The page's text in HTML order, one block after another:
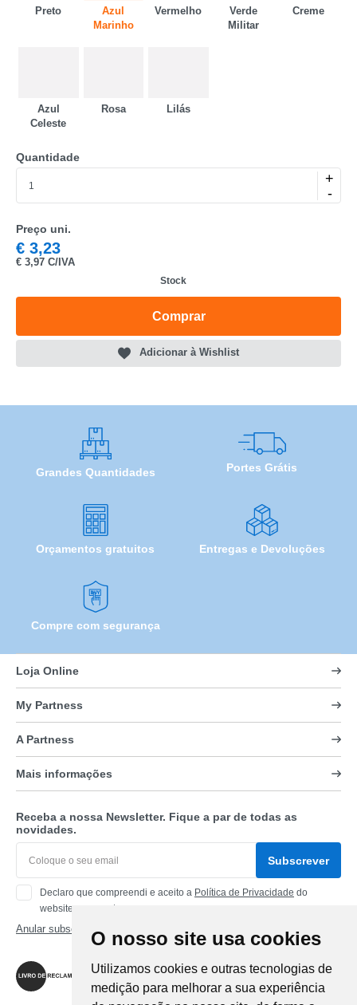
O nosso site usa cookies
Utilizamos cookies e outras tecnologias de
medição para melhorar a sua experiência
Preto
Azul
Marinho
Vermelho
Verde
Militar
Creme
Azul
Celeste
Rosa Lilás
Quantidade
+
-
Preço uni.
€ 3,23
€ 3,97 C/IVA
Stock
Comprar
Adicionar à Wishlist
Grandes Quantidades Portes Grátis
Orçamentos gratuitos Entregas e Devoluções
Compre com segurança
Loja Online
My Partness
A Partness
Mais informações
Receba a nossa Newsletter. Fique a par de todas as
novidades.
Subscrever
Declaro que compreendi e aceito a Política de Privacidade do
website www.partness.com
Anular subscrição
MARCA
MODELO